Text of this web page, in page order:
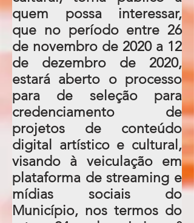
quem possa interessar,
que no período entre 26
de novembro de 2020 a 12
de dezembro de 2020,
estará aberto o processo
para de seleção para
credenciamento de
projetos de conteúdo
digital artístico e cultural,
visando à veiculação em
plataforma de streaming e
mídias sociais do
Município, nos termos do